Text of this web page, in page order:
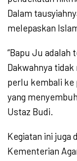
Dalam
melepaskan
“Bapu Ju adalah
Dakwahnya
perlu kembali ke
yang
Ustaz Budi.
Kegiatan ini juga
Kementerian